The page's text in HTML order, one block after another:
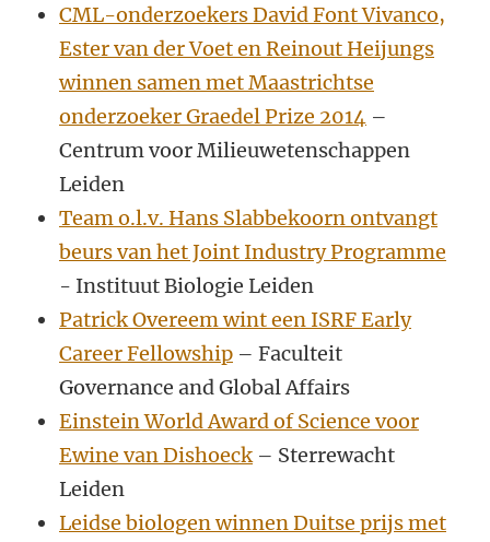
CML-onderzoekers David Font Vivanco,
Ester van der Voet en Reinout Heijungs
winnen samen met Maastrichtse
onderzoeker Graedel Prize 2014 –
Centrum voor Milieuwetenschappen
Leiden
Team o.l.v. Hans Slabbekoorn ontvangt
beurs van het Joint Industry Programme
- Instituut Biologie Leiden
Patrick Overeem wint een ISRF Early
Career Fellowship – Faculteit
Governance and Global Affairs
Einstein World Award of Science voor
Ewine van Dishoeck– Sterrewacht
Leiden
Leidse biologen winnen Duitse prijs met